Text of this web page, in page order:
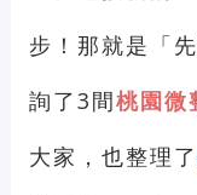
步！那就是「
詢了3間桃園微
大家，也整理了